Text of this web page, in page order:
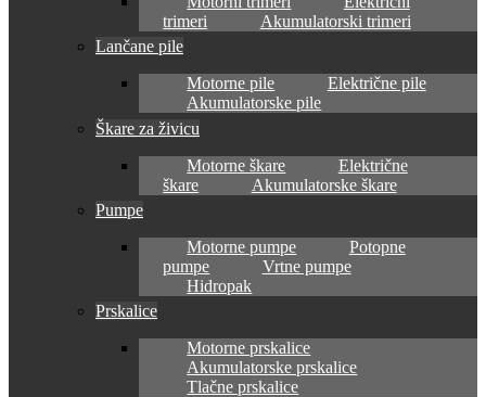
trimeri
Akumulatorski trimeri
Lančane pile
Motorne pile
Električne pile
Akumulatorske pile
Škare za živicu
Motorne škare
Električne
škare
Akumulatorske škare
Pumpe
Motorne pumpe
Potopne
pumpe
Vrtne pumpe
Hidropak
Prskalice
Motorne prskalice
Akumulatorske prskalice
Tlačne prskalice